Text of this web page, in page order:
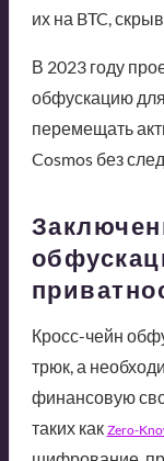
их на BTC,
В 2023 году
обфускацию
перемещать
Cosmos без
Кросс-чейн
трюк, а
финансовую
таких как Zero-